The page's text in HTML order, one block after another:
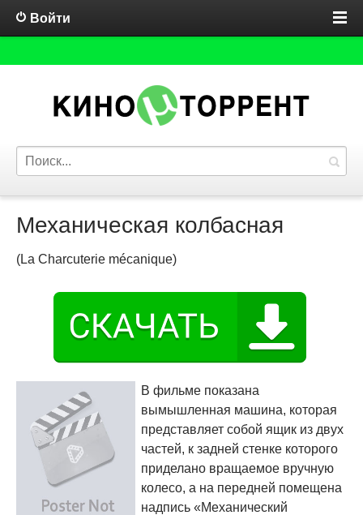
Войти
Механическая колбасная
(La Charcuterie mécanique)
В фильме показана
вымышленная машина, которая
представляет собой ящик из двух
частей, к задней стенке которого
приделано вращаемое вручную
колесо, а на передней помещена
надпись «Механический